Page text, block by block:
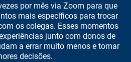
por mês via Zoom para que
mais específicos para trocar
os colegas. Esses momentos
junto com donos de
a errar muito menos e tomar
decisões.